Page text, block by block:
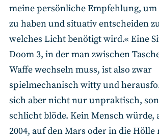
meine persönliche Empfehlung,
zu haben und situativ entscheiden
welches Licht benötigt wird.« Eine
Doom 3, in der man zwischen
Waffe wechseln muss, ist also zwar
spielmechanisch witty und
sich aber nicht nur unpraktisch,
schlicht blöde. Kein Mensch würde,
2004, auf den Mars oder in die